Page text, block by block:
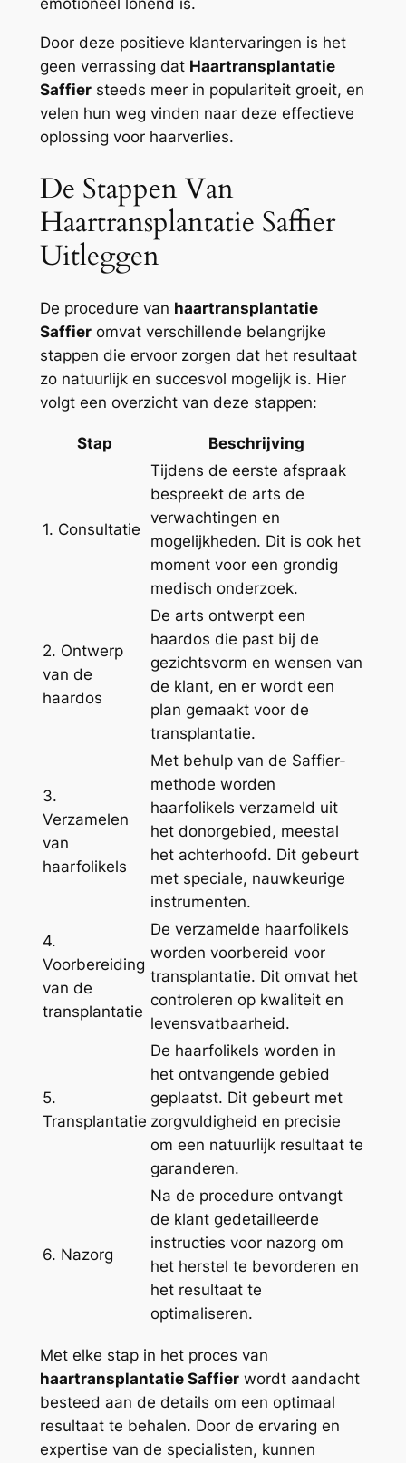
emotioneel lonend is.
Door deze positieve klantervaringen is het
geen verrassing dat Haartransplantatie
Saffiersteeds meer in populariteit groeit, en
velen hun weg vinden naar deze effectieve
oplossing voor haarverlies.
De Stappen Van
Haartransplantatie Saffier
Uitleggen
De procedure van haartransplantatie
Saffieromvat verschillende belangrijke
stappen die ervoor zorgen dat het resultaat
zo natuurlijk en succesvol mogelijk is. Hier
volgt een overzicht van deze stappen:
Stap Beschrijving
1. Consultatie
Tijdens de eerste afspraak
bespreekt de arts de
verwachtingen en
mogelijkheden. Dit is ook het
moment voor een grondig
medisch onderzoek.
2. Ontwerp
van de
haardos
De arts ontwerpt een
haardos die past bij de
gezichtsvorm en wensen van
de klant, en er wordt een
plan gemaakt voor de
transplantatie.
3.
Verzamelen
van
haarfolikels
Met behulp van de Saffier-
methode worden
haarfolikels verzameld uit
het donorgebied, meestal
het achterhoofd. Dit gebeurt
met speciale, nauwkeurige
instrumenten.
4.
Voorbereiding
van de
transplantatie
De verzamelde haarfolikels
worden voorbereid voor
transplantatie. Dit omvat het
controleren op kwaliteit en
levensvatbaarheid.
5.
Transplantatie
De haarfolikels worden in
het ontvangende gebied
geplaatst. Dit gebeurt met
zorgvuldigheid en precisie
om een natuurlijk resultaat te
garanderen.
6. Nazorg
Na de procedure ontvangt
de klant gedetailleerde
instructies voor nazorg om
het herstel te bevorderen en
het resultaat te
optimaliseren.
Met elke stap in het proces van
haartransplantatie Saffierwordt aandacht
besteed aan de details om een optimaal
resultaat te behalen. Door de ervaring en
expertise van de specialisten, kunnen